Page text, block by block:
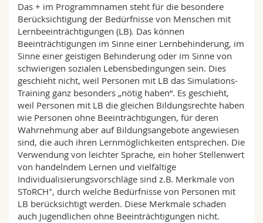
Das + im Programmnamen steht für die besondere
Berücksichtigung der Bedürfnisse von Menschen mit
Lernbeeinträchtigungen (LB). Das können
Beeinträchtigungen im Sinne einer Lernbehinderung, im
Sinne einer geistigen Behinderung oder im Sinne von
schwierigen sozialen Lebensbedingungen sein. Dies
geschieht nicht, weil Personen mit LB das Simulations-
Training ganz besonders „nötig haben“. Es geschieht,
weil Personen mit LB die gleichen Bildungsrechte haben
wie Personen ohne Beeinträchtigungen, für deren
Wahrnehmung aber auf Bildungsangebote angewiesen
sind, die auch ihren Lernmöglichkeiten entsprechen. Die
Verwendung von leichter Sprache, ein hoher Stellenwert
von handelndem Lernen und vielfältige
Individualisierungsvorschläge sind z.B. Merkmale von
SToRCH+, durch welche Bedürfnisse von Personen mit
LB berücksichtigt werden. Diese Merkmale schaden
auch Jugendlichen ohne Beeinträchtigungen nicht.